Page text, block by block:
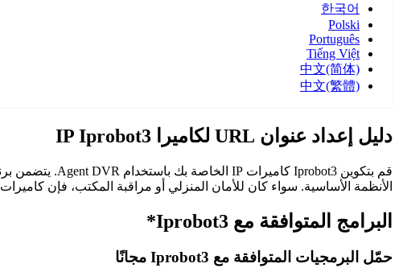
한국어
Polski
Português
Tiếng Việt
中文(简体)
中文(繁體)
دليل إعداد عنوان URL لكاميرا IP Iprobot3
الأنظمة الأساسية. سواء كان للأمان المنزلي أو مراقبة المكتب، فإن كاميرات Iprobot3 مع Agent DVR توفر مراقبة موثوقة وآمنة.
البرامج المتوافقة مع Iprobot3*
حمّل البرمجيات المتوافقة مع Iprobot3 مجانًا